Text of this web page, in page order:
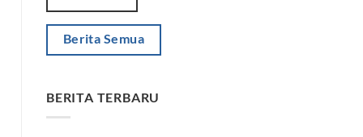
Berita Semua
BERITA TERBARU